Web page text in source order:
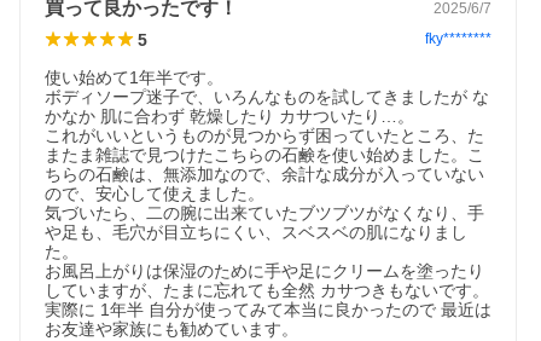
昔ながらの釜焚き製法で百時間かけて焚き上げた石けん素地で
つくりました。合成界面活性剤・鉱物油・香料・着色料・防腐
買って良かったです！ 2025/6/7
5 fky********
使い始めて1年半です。
ボディソープ迷子で、いろんなものを試してきましたが な
かなか 肌に合わず 乾燥したり カサついたり…。
これがいいというものが見つからず困っていたところ、た
またま雑誌で見つけたこちらの石鹸を使い始めました。こ
ちらの石鹸は、無添加なので、余計な成分が入っていない
ので、安心して使えました。
気づいたら、二の腕に出来ていたブツブツがなくなり、手
や足も、毛穴が目立ちにくい、スベスベの肌になりまし
た。
お風呂上がりは保湿のために手や足にクリームを塗ったり
していますが、たまに忘れても全然 カサつきもないです。
実際に 1年半 自分が使ってみて本当に良かったので 最近は
お友達や家族にも勧めています。